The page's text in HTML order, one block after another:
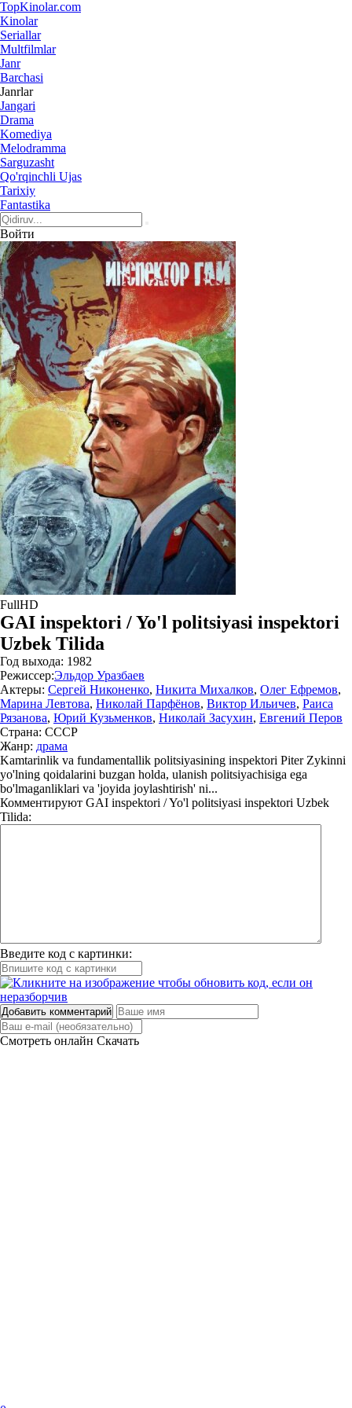
TopKinolar.com
Kinolar
Seriallar
Multfilmlar
Janr
Barchasi
Janrlar
Jangari
Drama
Komediya
Melodramma
Sarguzasht
Qo'rqinchli Ujas
Tarixiy
Fantastika
Войти
FullHD
GAI inspektori / Yo'l politsiyasi inspektori
Uzbek Tilida
Год выхода: 1982
Режиссер:Эльдор Уразбаев
Актеры: Сергей Никоненко, Никита Михалков, Олег Ефремов,
Марина Левтова, Николай Парфёнов, Виктор Ильичев, Раиса
Рязанова, Юрий Кузьменков, Николай Засухин, Евгений Перов
Страна: СССР
Жанр: драма
Kamtarinlik va fundamentallik politsiyasining inspektori Piter Zykinni
yo'lning qoidalarini buzgan holda, ulanish politsiyachisiga ega
bo'lmaganliklari va 'joyida joylashtirish' ni...
Комментируют GAI inspektori / Yo'l politsiyasi inspektori Uzbek
Tilida:
Введите код с картинки:
Добавить комментарий
Смотреть онлайн Скачать